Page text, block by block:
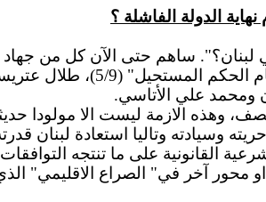
الدولة الفاشلة ؟
لبنان حريته وسيادته وتاليا
القانونية على ما تنتجه
محور آخر في" الصراع الاقليمي"